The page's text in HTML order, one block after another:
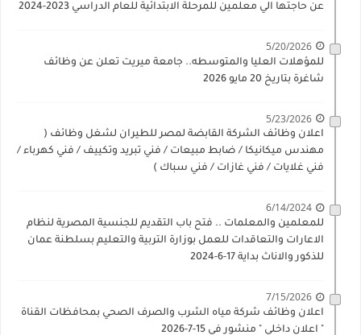
عن حاجتها الي معلمين للمرحلة الابتدائية للعام الدراسي 2023-2024
5/20/2026
للمؤهلات العليا والمتوسطه.. جامعة ميريت تعلن عن وظائف
شاغرة بتاريخ 20 مايو 2026
5/23/2026
اعلان وظائف الشركة القابضة لمصر للطيران لشغل وظائف (
مهندس ميكانيكا / ضابط مبيعات / فني تبريد وتكييف / فني كهرباء /
فني غلايات / فني غازات / فني سباك )
6/14/2024
للمعلمين والمعلمات .. فتح باب التقديم للجنسية المصرية لنظام
الاعارات والتعاقدات للعمل بوزارة التربية والتعليم بسلطنة عمان
للذكور والاناث بداية 17-6-2024
7/15/2026
اعلان وظائف شركة مياه الشرب والصرف الصحي بمحافظات القناة
" اعلان داخلي " منشور في 15-7-2026